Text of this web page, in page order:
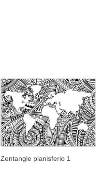
Zentangle planisferio 1